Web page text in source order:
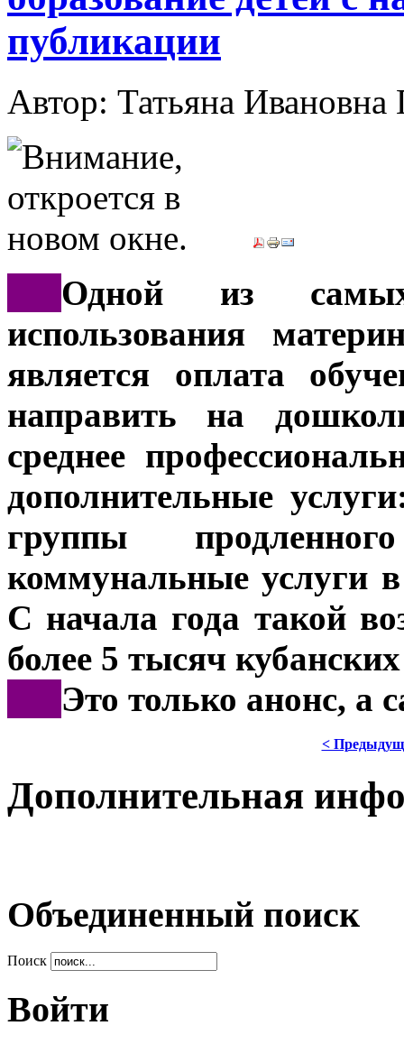
публикации
Автор: Татьяна
Одной из самых
использования
является оплата
направить на
среднее
дополнительные
группы
коммунальные услуги
С начала года такой
более 5 тысяч
Это только анонс, а
<
Дополнительная
Объединенный поиск
Поиск
Войти